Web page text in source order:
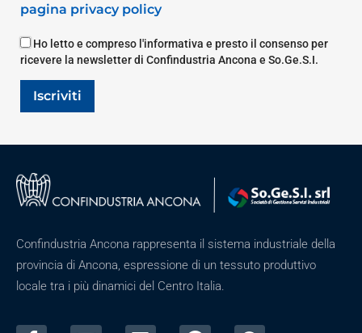
pagina privacy policy
Ho letto e compreso l'informativa e presto il consenso per
ricevere la newsletter di Confindustria Ancona e So.Ge.S.I.
Iscriviti
Confindustria Ancona rappresenta il sistema industriale della
provincia di Ancona, espressione di un tessuto produttivo
locale tra i più dinamici del Centro Italia.